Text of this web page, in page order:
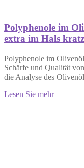
Polyphenole im
extra im Hals
Polyphenole im
Schärfe und Qualität
die Analyse des
Lesen Sie mehr